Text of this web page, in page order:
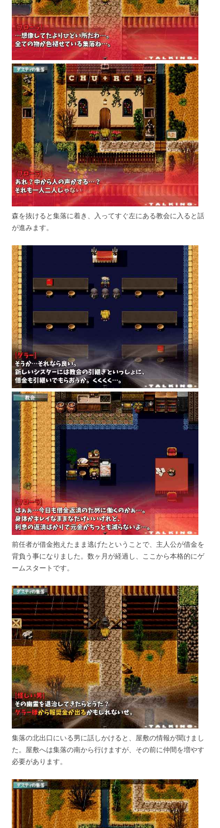
森を抜けると集落に着き、入ってすぐ左にある教会に入ると話
が進みます。
前任者が借金抱えたまま逃げたということで、主人公が借金を
背負う事になりました。数ヶ月が経過し、ここから本格的にゲ
ームスタートです。
集落の北出口にいる男に話しかけると、屋敷の情報が聞けまし
た。屋敷へは集落の南から行けますが、その前に仲間を増やす
必要があります。